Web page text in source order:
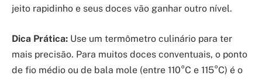
jeito rapidinho e seus doces vão ganhar outro nível.
Dica Prática: Use um termômetro culinário para ter
mais precisão. Para muitos doces conventuais, o ponto
de fio médio ou de bala mole (entre 110°C e 115°C) é o